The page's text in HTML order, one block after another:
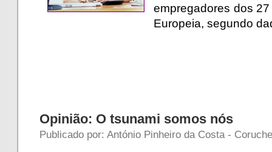
empregadores dos
Europeia, segundo
Opinião: O tsunami somos nós
Publicado por: António Pinheiro da Costa -